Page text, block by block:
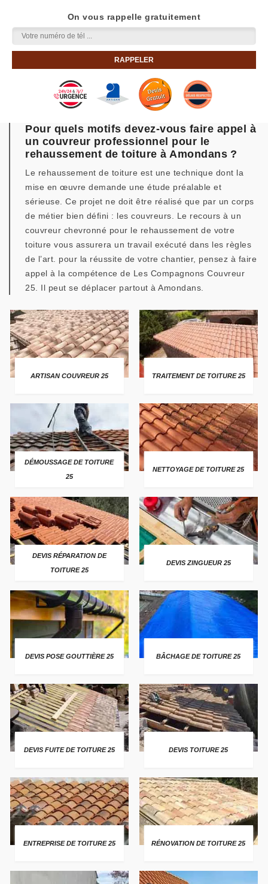
On vous rappelle gratuitement
Pour quels motifs devez-vous faire appel à
un couvreur professionnel pour le
rehaussement de toiture à Amondans ?
Le rehaussement de toiture est une technique dont la
mise en œuvre demande une étude préalable et
sérieuse. Ce projet ne doit être réalisé que par un corps
de métier bien défini : les couvreurs. Le recours à un
couvreur chevronné pour le rehaussement de votre
toiture vous assurera un travail exécuté dans les règles
de l’art. pour la réussite de votre chantier, pensez à faire
appel à la compétence de Les Compagnons Couvreur
25. Il peut se déplacer partout à Amondans.
ARTISAN COUVREUR 25 TRAITEMENT DE TOITURE 25
DÉMOUSSAGE DE TOITURE
25
NETTOYAGE DE TOITURE 25
DEVIS RÉPARATION DE
TOITURE 25
DEVIS ZINGUEUR 25
DEVIS POSE GOUTTIÈRE 25 BÂCHAGE DE TOITURE 25
DEVIS FUITE DE TOITURE 25 DEVIS TOITURE 25
ENTREPRISE DE TOITURE 25 RÉNOVATION DE TOITURE 25